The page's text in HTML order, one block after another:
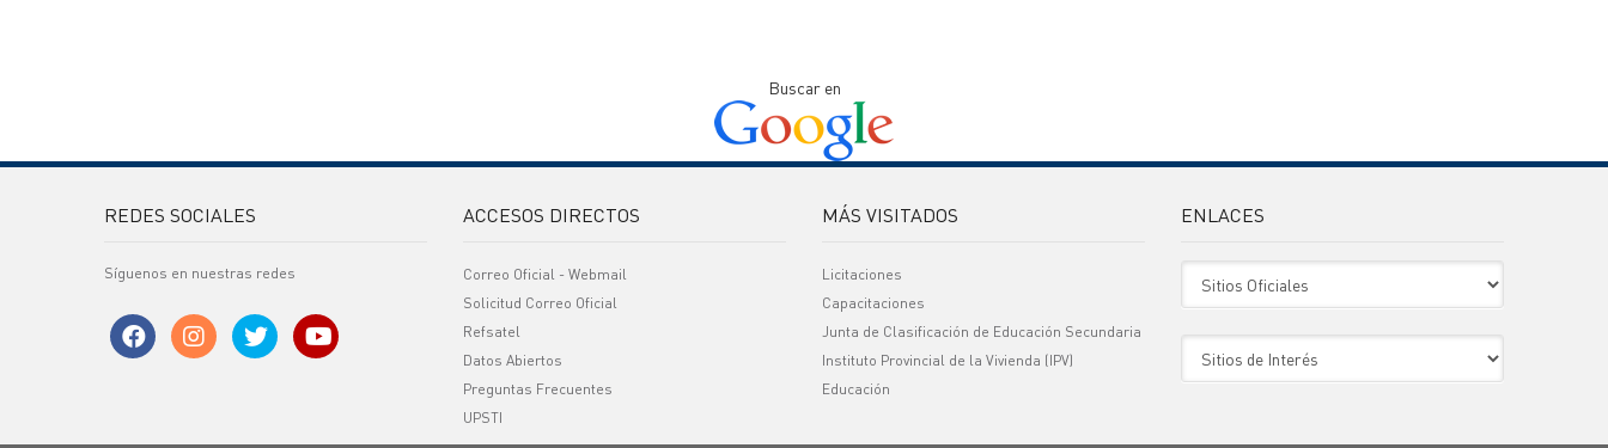
Buscar en
REDES SOCIALES
Síguenos en nuestras redes
ACCESOS DIRECTOS
Correo Oficial - Webmail
Solicitud Correo Oficial
Refsatel
Datos Abiertos
Preguntas Frecuentes
UPSTI
MÁS VISITADOS
Licitaciones
Capacitaciones
Junta de Clasificación de Educación Secundaria
Instituto Provincial de la Vivienda (IPV)
Educación
ENLACES